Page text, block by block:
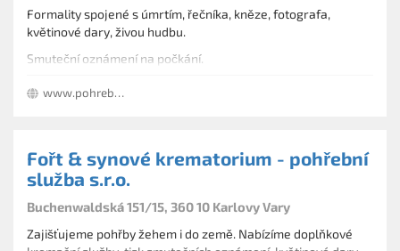
Formality spojené s úmrtím, řečníka, kněze, fotografa,
květinové dary, živou hudbu.
Smuteční oznámení na počkání.
Obřady v obřadní síni, kostele, z domu smutku, nad hrobem a
hrobkou.
www.pohrebnisluzbykos.cz
Fořt & synové krematorium - pohřební
služba s.r.o.
Buchenwaldská 151/15, 360 10 Karlovy Vary
Zajišťujeme pohřby žehem i do země. Nabízíme doplňkové